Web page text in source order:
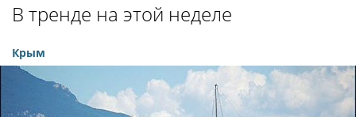
В тренде на этой неделе
Крым